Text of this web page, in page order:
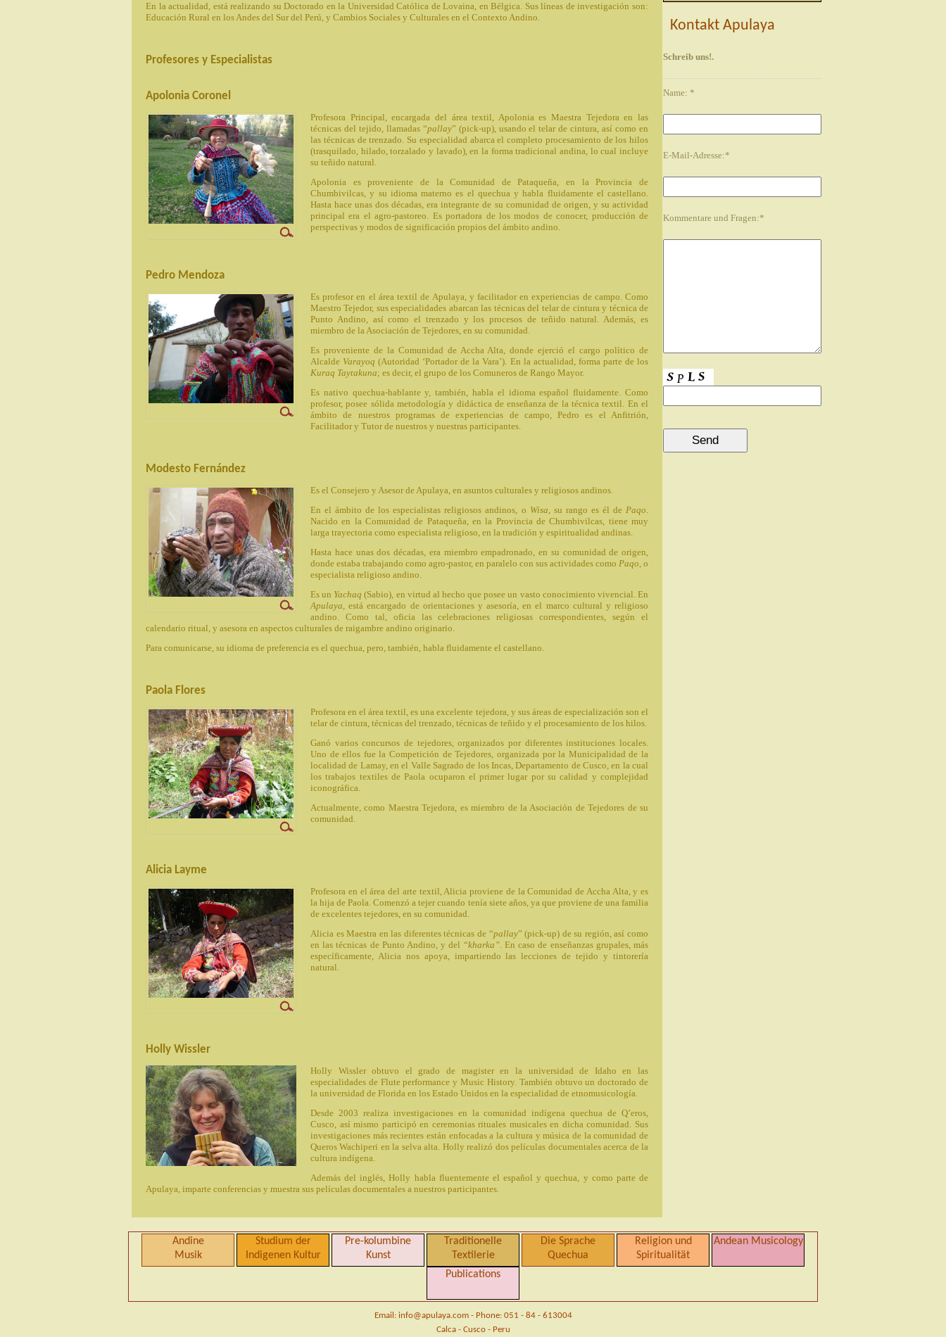
En la actualidad, está realizando su Doctorado en la Universidad Católica de Lovaina, en Bélgica. Sus líneas de investigación son:
Educación Rural en los Andes del Sur del Perú, y Cambios Sociales y Culturales en el Contexto Andino.
Profesores y Especialistas
Apolonia Coronel
Profesora Principal, encargada del área textil, Apolonia es Maestra Tejedora en las
técnicas del tejido, llamadas “pallay” (pick-up), usando el telar de cintura, así como en
las técnicas de trenzado. Su especialidad abarca el completo procesamiento de los hilos
(trasquilado, hilado, torzalado y lavado), en la forma tradicional andina, lo cual incluye
su teñido natural.
Apolonia es proveniente de la Comunidad de Pataqueña, en la Provincia de
Chumbivilcas, y su idioma materno es el quechua y habla fluidamente el castellano.
Hasta hace unas dos décadas, era integrante de su comunidad de origen, y su actividad
principal era el agro-pastoreo. Es portadora de los modos de conocer, producción de
perspectivas y modos de significación propios del ámbito andino.
Pedro Mendoza
Es profesor en el área textil de Apulaya, y facilitador en experiencias de campo. Como
Maestro Tejedor, sus especialidades abarcan las técnicas del telar de cintura y técnica de
Punto Andino, así como el trenzado y los procesos de teñido natural. Además, es
miembro de la Asociación de Tejedores, en su comunidad.
Es proveniente de la Comunidad de Accha Alta, donde ejerció el cargo político de
Alcalde Varayoq (Autoridad ‘Portador de la Vara’). En la actualidad, forma parte de los
Kuraq Taytakuna; es decir, el grupo de los Comuneros de Rango Mayor.
Es nativo quechua-hablante y, también, habla el idioma español fluidamente. Como
profesor, posee sólida metodología y didáctica de enseñanza de la técnica textil. En el
ámbito de nuestros programas de experiencias de campo, Pedro es el Anfitrión,
Facilitador y Tutor de nuestros y nuestras participantes.
Modesto Fernández
Es el Consejero y Asesor de Apulaya, en asuntos culturales y religiosos andinos.
En el ámbito de los especialistas religiosos andinos, o Wisa, su rango es él dePaqo.
Nacido en la Comunidad de Pataqueña, en la Provincia de Chumbivilcas, tiene muy
larga trayectoria como especialista religioso, en la tradición y espiritualidad andinas.
Hasta hace unas dos décadas, era miembro empadronado, en su comunidad de origen,
donde estaba trabajando como agro-pastor, en paralelo con sus actividades como Paqo, o
especialista religioso andino.
Es un Yachaq (Sabio), en virtud al hecho que posee un vasto conocimiento vivencial. En
Apulaya, está encargado de orientaciones y asesoría, en el marco cultural y religioso
andino. Como tal, oficia las celebraciones religiosas correspondientes, según el
calendario ritual, y asesora en aspectos culturales de raigambre andino originario.
Para comunicarse, su idioma de preferencia es el quechua, pero, también, habla fluidamente el castellano.
Paola Flores
Profesora en el área textil, es una excelente tejedora, y sus áreas de especialización son el
telar de cintura, técnicas del trenzado, técnicas de teñido y el procesamiento de los hilos.
Ganó varios concursos de tejedores, organizados por diferentes instituciones locales.
Uno de ellos fue la Competición de Tejedores, organizada por la Municipalidad de la
localidad de Lamay, en el Valle Sagrado de los Incas, Departamento de Cusco, en la cual
los trabajos textiles de Paola ocuparon el primer lugar por su calidad y complejidad
iconográfica.
Actualmente, como Maestra Tejedora, es miembro de la Asociación de Tejedores de su
comunidad.
Alicia Layme
Profesora en el área del arte textil, Alicia proviene de la Comunidad de Accha Alta, y es
la hija de Paola. Comenzó a tejer cuando tenía siete años, ya que proviene de una familia
de excelentes tejedores, en su comunidad.
Alicia es Maestra en las diferentes técnicas de “pallay” (pick-up) de su región, así como
en las técnicas de Punto Andino, y del “kharka”. En caso de enseñanzas grupales, más
específicamente, Alicia nos apoya, impartiendo las lecciones de tejido y tintorería
natural.
Holly Wissler
Holly Wissler obtuvo el grado de magister en la universidad de Idaho en las
especialidades de Flute performance y Music History. También obtuvo un doctorado de
la universidad de Florida en los Estado Unidos en la especialidad de etnomusicología.
Desde 2003 realiza investigaciones en la comunidad indígena quechua de Q’eros,
Cusco, así mismo participó en ceremonias rituales musicales en dicha comunidad. Sus
investigaciones más recientes están enfocadas a la cultura y música de la comunidad de
Queros Wachiperi en la selva alta. Holly realizó dos películas documentales acerca de la
cultura indígena.
Además del inglés, Holly habla fluentemente el español y quechua, y como parte de
Apulaya, imparte conferencias y muestra sus películas documentales a nuestros participantes.
Kontakt Apulaya
Schreib uns!.
Name: *
E-Mail-Adresse:*
Kommentare und Fragen:*
Andine
Musik
Studium der
Indigenen Kultur
Pre-kolumbine
Kunst
Traditionelle
Textilerie
Die Sprache
Quechua
Religion und
Spiritualität
Andean Musicology
Publications
Email: info@apulaya.com - Phone: 051 - 84 - 613004
Calca - Cusco - Peru